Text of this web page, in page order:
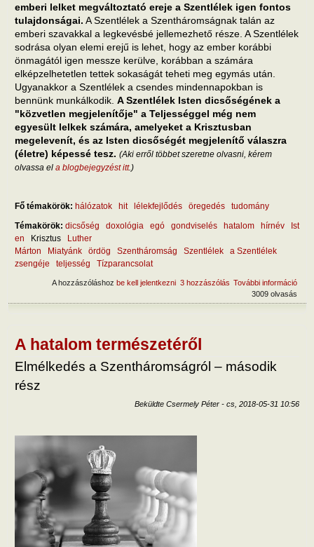
emberi lelket megváltoztató ereje a Szentlélek igen fontos
tulajdonságai. A Szentlélek a Szentháromságnak talán az
emberi szavakkal a legkevésbé jellemezhető része. A Szentlélek
sodrása olyan elemi erejű is lehet, hogy az ember korábbi
önmagától igen messze kerülve, korábban a számára
elképzelhetetlen tettek sokaságát teheti meg egymás után.
Ugyanakkor a Szentlélek a csendes mindennapokban is
bennünk munkálkodik. A Szentlélek Isten dicsőségének a
"közvetlen megjelenítője" a Teljességgel még nem
egyesült lelkek számára, amelyeket a Krisztusban
megelevenít, és az Isten dicsőségét megjelenítő válaszra
(életre) képessé tesz. (Aki erről többet szeretne olvasni, kérem
olvassa el a blogbejegyzést itt.)
Fő témakörök: hálózatok hit lélekfejlődés öregedés
tudomány
Témakörök: dicsőség doxológia egó gondviselés hatalom hírnév
Ist
en
Krisztus
Luther
Márton
Miatyánk ördög Szentháromság Szentlélek
a Szentlélek
zsengéje
teljesség Tízparancsolat
További információ
3 hozzászólás
A hozzászóláshoz be kell jelentkezni
3009 olvasás
A hatalom természetéről
Elmélkedés a Szentháromságról – második
rész
Beküldte Csermely Péter - cs, 2018-05-31 10:56